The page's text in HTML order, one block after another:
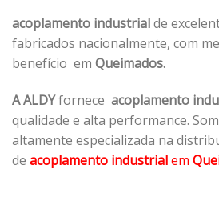
acoplamento industrialde
fabricados nacionalmente, com
benefício em Queimados.
A ALDYfornece acoplamento
qualidade e alta performance.
altamente especializada na
de acoplamento industrialem